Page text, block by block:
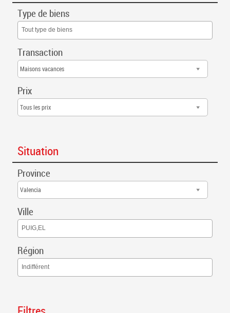
Type de biens
Tout type de biens
Transaction
Maisons vacances
Prix
Tous les prix
Situation
Province
Valencia
Ville
PUIG,EL
Région
Indifférent